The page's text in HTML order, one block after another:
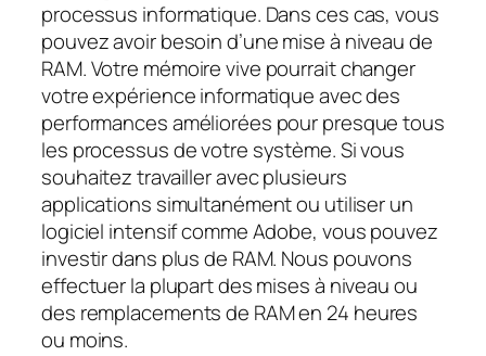
processus informatique. Dans ces cas, vous
pouvez avoir besoin d’une mise à niveau de
RAM. Votre mémoire vive pourrait changer
votre expérience informatique avec des
performances améliorées pour presque tous
les processus de votre système. Si vous
souhaitez travailler avec plusieurs
applications simultanément ou utiliser un
logiciel intensif comme Adobe, vous pouvez
investir dans plus de RAM. Nous pouvons
effectuer la plupart des mises à niveau ou
des remplacements de RAM en 24 heures
ou moins.